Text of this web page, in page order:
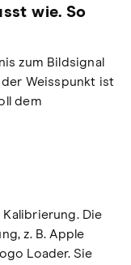
wie. So
zum Bildsignal
der Weisspunkt ist
dem
Die
z. B. Apple
Loader. Sie